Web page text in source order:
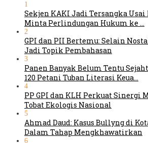
1
Sekjen KAKI Jadi Tersangka Usai
Minta Perlindungan Hukum ke …
2
GPI dan PII Bertemu: Selain
Jadi Topik Pembahasan
3
Panen Banyak Belum Tentu
120 Petani Tuban Literasi Keua…
4
PP GPI dan KLH Perkuat Sinergi
Tobat Ekologis Nasional
5
Ahmad Daud: Kasus Bullyng di
Dalam Tahap Mengkhawatirkan
6